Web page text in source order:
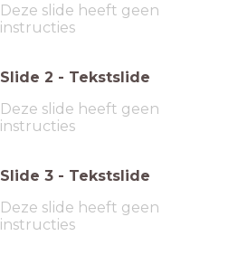
Deze slide heeft geen
instructies
Slide 2 - Tekstslide
Deze slide heeft geen
instructies
Slide 3 - Tekstslide
Deze slide heeft geen
instructies